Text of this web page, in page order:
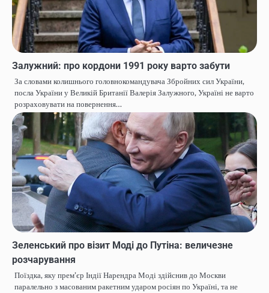
Залужний: про кордони 1991 року варто забути
За словами колишнього головнокомандувача Збройних сил України,
посла України у Великій Британії Валерія Залужного, Україні не варто
розраховувати на повернення…
Зеленський про візит Моді до Путіна: величезне
розчарування
Поїздка, яку прем’єр Індії Нарендра Моді здійснив до Москви
паралельно з масованим ракетним ударом росіян по Україні, та не